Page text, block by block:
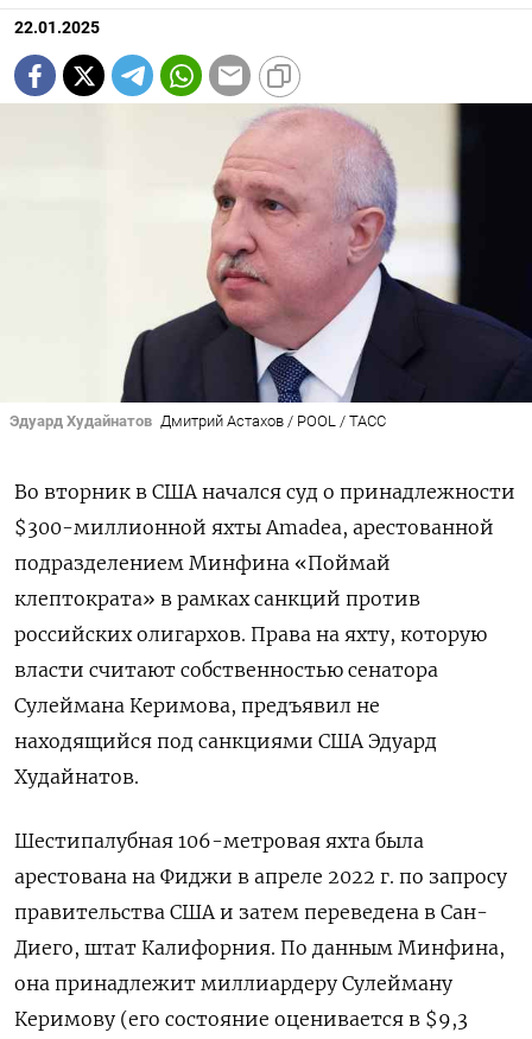
22.01.2025
Эдуард Худайнатов Дмитрий Астахов / POOL / ТАСС
Во вторник в США начался суд о принадлежности
$300-миллионной яхты Amadea, арестованной
подразделением Минфина «Поймай
клептократа» в рамках санкций против
российских олигархов. Права на яхту, которую
власти считают собственностью сенатора
Сулеймана Керимова, предъявил не
находящийся под санкциями США Эдуард
Худайнатов.
Шестипалубная 106-метровая яхта была
арестована на Фиджи в апреле 2022 г. по запросу
правительства США и затем переведена в Сан-
Диего, штат Калифорния. По данным Минфина,
она принадлежит миллиардеру Сулейману
Керимову (его состояние оценивается в $9,3